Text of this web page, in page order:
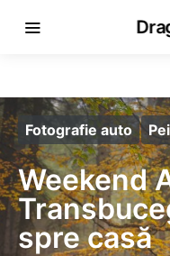
Fotografie auto
Weekend
spre casă